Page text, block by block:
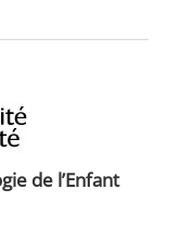
de l’Enfant